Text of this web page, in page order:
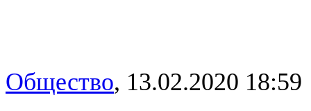
Общество, 13.02.2020 18:59